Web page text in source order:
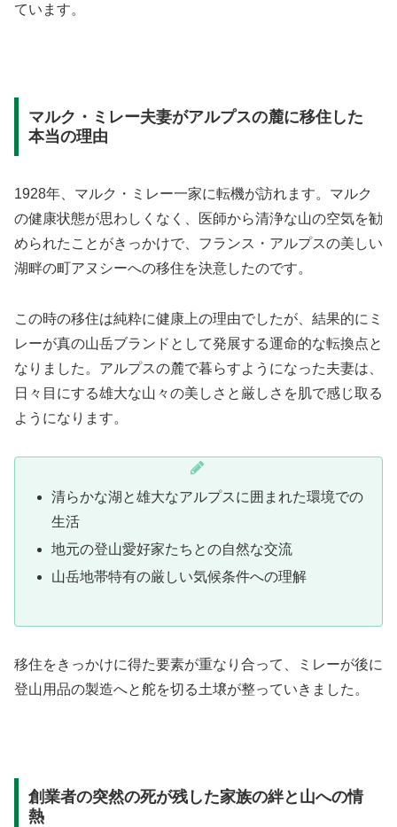
ています。
マルク・ミレー夫妻がアルプスの麓に移住した
本当の理由
1928年、マルク・ミレー一家に転機が訪れます。マルク
の健康状態が思わしくなく、医師から清浄な山の空気を勧
められたことがきっかけで、フランス・アルプスの美しい
湖畔の町アヌシーへの移住を決意したのです。
この時の移住は純粋に健康上の理由でしたが、結果的にミ
レーが真の山岳ブランドとして発展する運命的な転換点と
なりました。アルプスの麓で暮らすようになった夫妻は、
日々目にする雄大な山々の美しさと厳しさを肌で感じ取る
ようになります。
清らかな湖と雄大なアルプスに囲まれた環境での
生活
地元の登山愛好家たちとの自然な交流
山岳地帯特有の厳しい気候条件への理解
移住をきっかけに得た要素が重なり合って、ミレーが後に
登山用品の製造へと舵を切る土壌が整っていきました。
創業者の突然の死が残した家族の絆と山への情
熱